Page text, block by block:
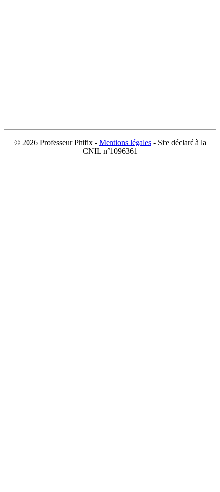
© 2026 Professeur Phifix - Mentions légales- Site déclaré à la
CNIL n°1096361